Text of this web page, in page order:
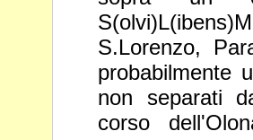
S.Lorenzo,
probabilmente
non separati
corso